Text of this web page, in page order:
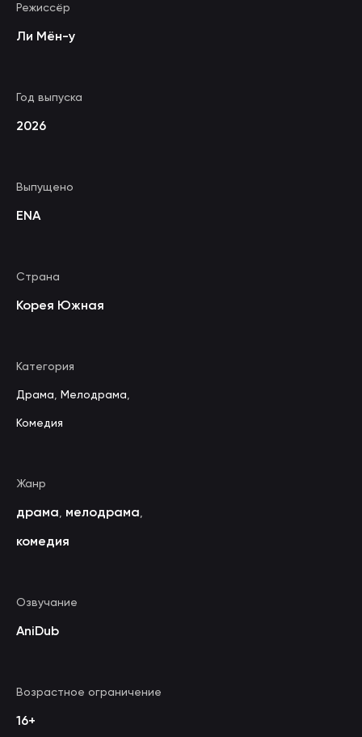
Режиссёр
Ли Мён-у
Год выпуска
2026
Выпущено
ENA
Страна
Корея Южная
Категория
Драма Мелодрама
Комедия
Жанр
драма мелодрама
комедия
Озвучание
AniDub
Возрастное ограничение
16+